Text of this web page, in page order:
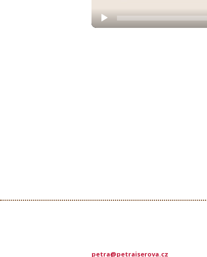
petra@petraiserova.cz